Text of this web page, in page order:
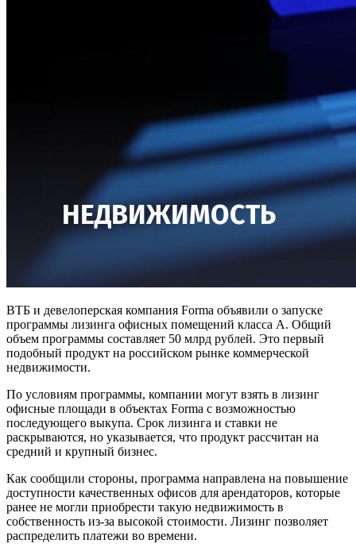
ВТБ и девелоперская компания Forma объявили о запуске
программы лизинга офисных помещений класса А. Общий
объем программы составляет 50 млрд рублей. Это первый
подобный продукт на российском рынке коммерческой
недвижимости.
По условиям программы, компании могут взять в лизинг
офисные площади в объектах Forma с возможностью
последующего выкупа. Срок лизинга и ставки не
раскрываются, но указывается, что продукт рассчитан на
средний и крупный бизнес.
Как сообщили стороны, программа направлена на повышение
доступности качественных офисов для арендаторов, которые
ранее не могли приобрести такую недвижимость в
собственность из-за высокой стоимости. Лизинг позволяет
распределить платежи во времени.